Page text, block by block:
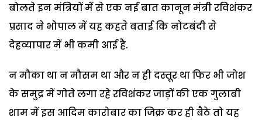
बोलते इन मंत्रियों में से एक नई बात कानून मंत्री रविशंकर
प्रसाद ने भोपाल में यह कहते बताई कि नोटबंदी से
देहव्यापार में भी कमी आई है.
न मौका था न मौसम था और न ही दस्तूर था फिर भी जोश
के समुद्र में गोते लगा रहे रविशंकर जाड़ों की एक गुलाबी
शाम में इस आदिम कारोबार का जिक्र कर ही बैठे तो यह